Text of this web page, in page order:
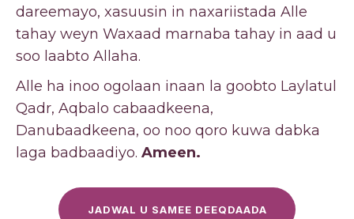
dareemayo, xasuusin in naxariistada Alle
tahay weyn Waxaad marnaba tahay in aad u
soo laabto Allaha.
Alle ha inoo ogolaan inaan la goobto Laylatul
Qadr, Aqbalo cabaadkeena,
Danubaadkeena, oo noo qoro kuwa dabka
laga badbaadiyo. Ameen.
JADWAL U SAMEE DEEQDAADA